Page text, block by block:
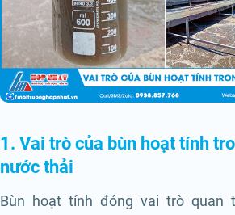
1. Vai trò của bùn hoạt tính
nước thải
Bùn hoạt tính đóng vai trò quan